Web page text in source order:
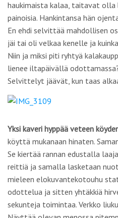
Yksi kaveri hyppää veteen
köyttä mukanaan hinaten.
Se kiertää rannan edustalla
reittiä ja samalla lasketaan
mieleen elokuvantekotouhu
odottelua ja sitten yhtäkkiä
sekunteja toimintaa. Verkko
Näyttää olevan menossa
Taas tuntuu olevan kiire,
vene hidastaa. Ensimmäiset
veteen.
”No niin nyt!” Donald huutaa ja
”No niin mitä?” ihmettelen.
”Nyt hypätään.”